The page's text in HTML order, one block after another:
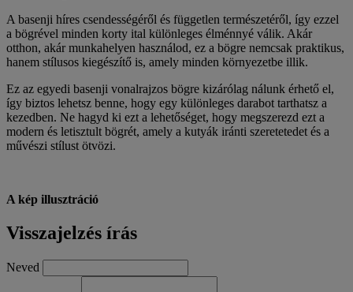
A basenji híres csendességéről és független természetéről, így ezzel
a bögrével minden korty ital különleges élménnyé válik. Akár
otthon, akár munkahelyen használod, ez a bögre nemcsak praktikus,
hanem stílusos kiegészítő is, amely minden környezetbe illik.
Ez az egyedi basenji vonalrajzos bögre kizárólag nálunk érhető el,
így biztos lehetsz benne, hogy egy különleges darabot tarthatsz a
kezedben. Ne hagyd ki ezt a lehetőséget, hogy megszerezd ezt a
modern és letisztult bögrét, amely a kutyák iránti szeretetedet és a
művészi stílust ötvözi.
A kép illusztráció
Visszajelzés írás
Neved